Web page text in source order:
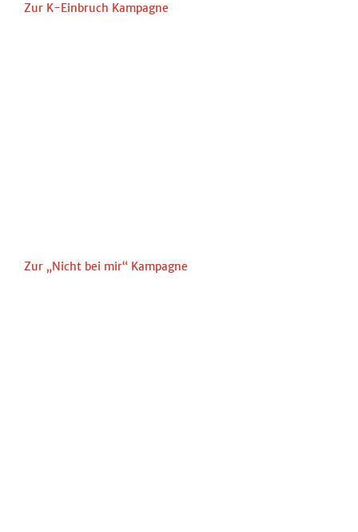
Zur K-Einbruch Kampagne
Zur „Nicht bei mir“ Kampagne